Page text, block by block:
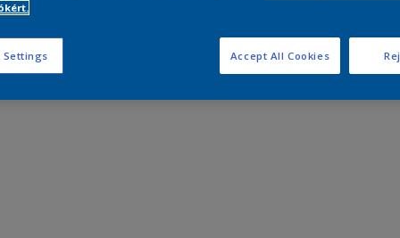
Settings Accept All Cookies